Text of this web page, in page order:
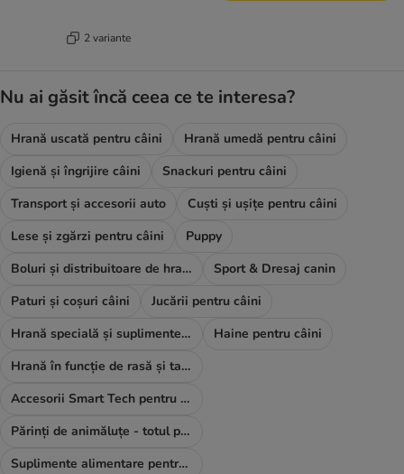
2 variante
Nu ai găsit încă ceea ce te interesa?
Hrană uscată pentru câini
Hrană umedă pentru câini
Igienă și îngrijire câini
Snackuri pentru câini
Transport și accesorii auto
Cuști și ușițe pentru câini
Lese și zgărzi pentru câini
Puppy
Boluri și distribuitoare de hrană și apă
Sport & Dresaj canin
Paturi și coșuri câini
Jucării pentru câini
Hrană specială și suplimente alimentare
Haine pentru câini
Hrană în funcție de rasă și talie
Accesorii Smart Tech pentru câini
Părinți de animăluțe - totul pentru TINE
Suplimente alimentare pentru câini